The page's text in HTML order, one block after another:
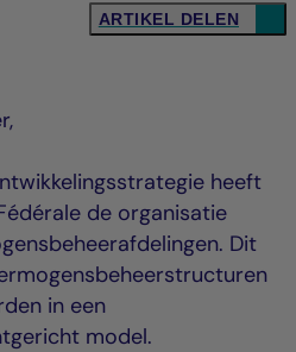
ARTIKEL DELEN
heeft
de organisatie
Dit
in een
model.